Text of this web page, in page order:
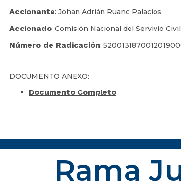
Accionante: Johan Adrián Ruano Palacios
Accionado: Comisión Nacional del Servivio Civil
Número de Radicación:
DOCUMENTO ANEXO:
Documento Completo
Rama